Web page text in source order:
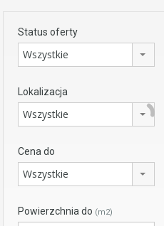
Status oferty
Wszystkie
Lokalizacja
Wszystkie
Cena do
Wszystkie
Powierzchnia do (m2)